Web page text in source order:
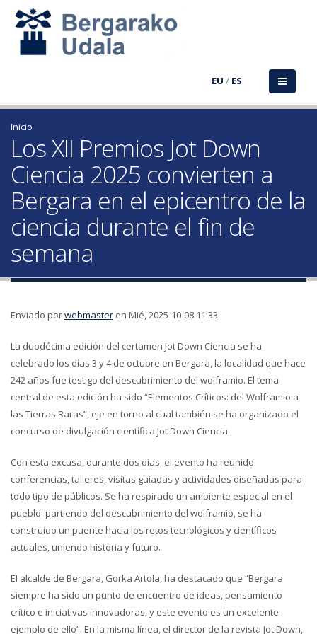
EU / ES
Inicio
Los XII Premios Jot Down
Ciencia 2025 convierten a
Bergara en el epicentro de la
ciencia durante el fin de
semana
Enviado porwebmaster en Mié, 2025-10-08 11:33
La duodécima edición del certamen Jot Down Ciencia se ha
celebrado los días 3 y 4 de octubre en Bergara, la localidad que hace
242 años fue testigo del descubrimiento del wolframio. El tema
central de esta edición ha sido “Elementos Críticos: del Wolframio a
las Tierras Raras”, eje en torno al cual también se ha organizado el
concurso de divulgación científica Jot Down Ciencia.
Con esta excusa, durante dos días, el evento ha reunido
conferencias, talleres, visitas guiadas y actividades diseñadas para
todo tipo de públicos. Se ha respirado un ambiente especial en el
pueblo: partiendo del descubrimiento del wolframio, se ha
construido un puente hacia los retos tecnológicos y científicos
actuales, uniendo historia y futuro.
El alcalde de Bergara, Gorka Artola, ha destacado que “Bergara
siempre ha sido un punto de encuentro de ideas, pensamiento
crítico e iniciativas innovadoras, y este evento es un excelente
ejemplo de ello”. En la misma línea, el director de la revista Jot Down,